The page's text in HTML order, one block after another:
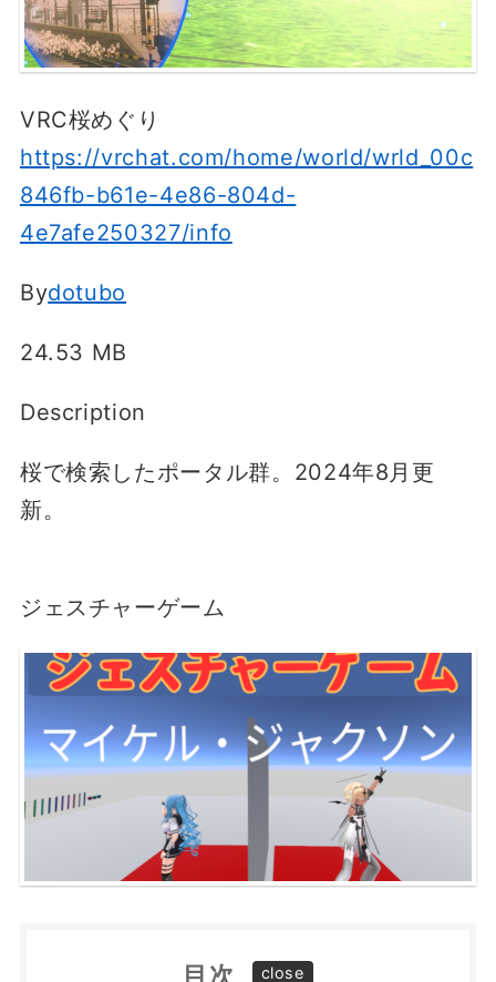
VRC桜めぐり
https://vrchat.com/home/world/wrld_00c
846fb-b61e-4e86-804d-
4e7afe250327/info
Bydotubo
24.53 MB
Description
桜で検索したポータル群。2024年8月更
新。
ジェスチャーゲーム
目次